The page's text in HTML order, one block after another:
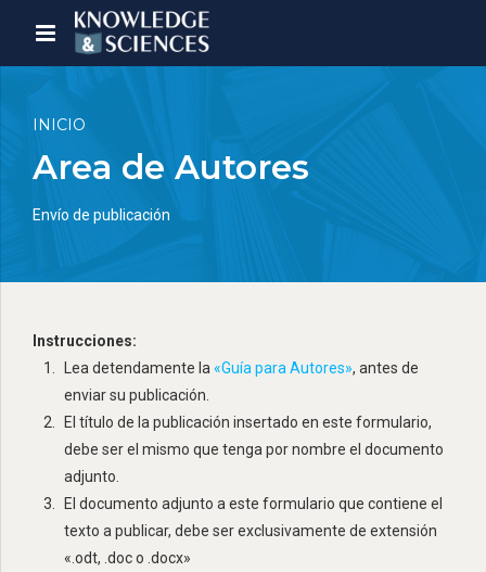
INICIO
Area de Autores
Envío de publicación
Instrucciones:
Lea detendamente la«Guía para Autores», antes de
enviar su publicación.
El título de la publicación insertado en este formulario,
debe ser el mismo que tenga por nombre el documento
adjunto.
El documento adjunto a este formulario que contiene el
texto a publicar, debe ser exclusivamente de extensión
«.odt, .doc o .docx»